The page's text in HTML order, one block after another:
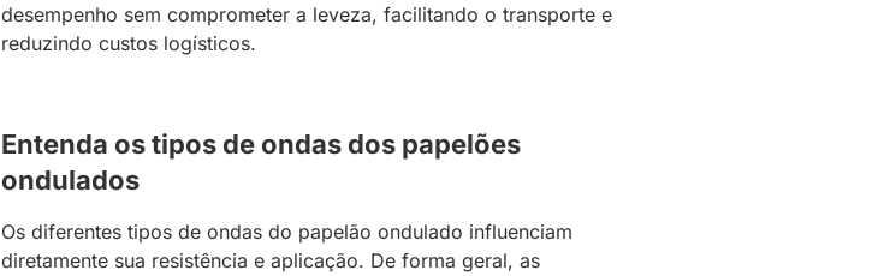
desempenho sem comprometer a leveza, facilitando o transporte e
reduzindo custos logísticos.
Entenda os tipos de ondas dos papelões
ondulados
Os diferentes tipos de ondas do papelão ondulado influenciam
diretamente sua resistência e aplicação. De forma geral, as